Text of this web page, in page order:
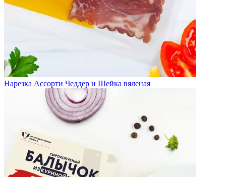
Нарезка Ассорти Чеддер и Шейка вяленая